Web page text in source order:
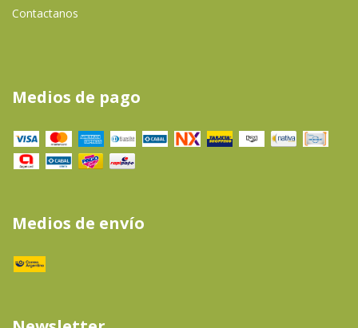
Contactanos
Medios de pago
Medios de envío